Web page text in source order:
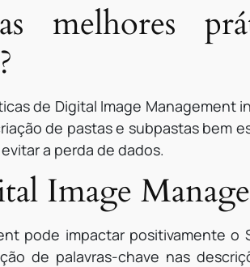
melhores
de Digital Image Management
de pastas e subpastas bem
a perda de dados.
Image
pode impactar positivamente o
de palavras-chave nas